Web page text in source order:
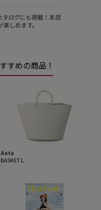
ログにも掲載！本誌
しめます。
すめの商品！
Aeta
BASKET L